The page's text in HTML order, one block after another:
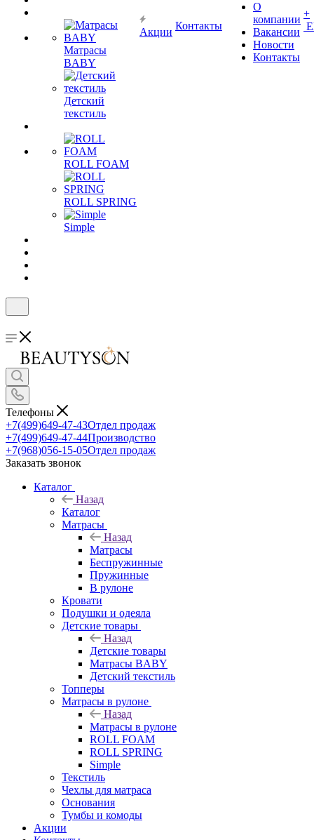
Матрасы
BABY
Детский
текстиль
ROLL FOAM
ROLL SPRING
Simple
Акции
Контакты
О
компании
Вакансии
Новости
Контакты
+
Телефоны
+7(499)649-47-43Отдел продаж
+7(499)649-47-44Производство
+7(968)056-15-05Отдел продаж
Заказать звонок
Каталог
Назад
Каталог
Матрасы
Назад
Матрасы
Беспружинные
Пружинные
В рулоне
Кровати
Подушки и одеяла
Детские товары
Назад
Детские товары
Матрасы BABY
Детский текстиль
Топперы
Матрасы в рулоне
Назад
Матрасы в рулоне
ROLL FOAM
ROLL SPRING
Simple
Текстиль
Чехлы для матраса
Основания
Тумбы и комоды
Акции